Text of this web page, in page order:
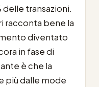
transazioni.
racconta bene la
diventato
in fase di
è che la
più dalle mode